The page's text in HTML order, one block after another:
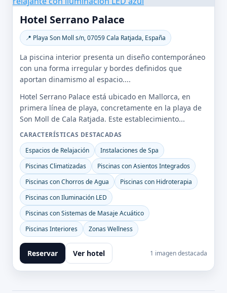
Hotel Serrano Palace
📍 Playa Son Moll s/n, 07059 Cala Ratjada, España
La piscina interior presenta un diseño contemporáneo
con una forma irregular y bordes definidos que
aportan dinamismo al espacio....
Hotel Serrano Palace está ubicado en Mallorca, en
primera línea de playa, concretamente en la playa de
Son Moll de Cala Ratjada. Este establecimiento...
CARACTERÍSTICAS DESTACADAS
Espacios de Relajación
Instalaciones de Spa
Piscinas Climatizadas
Piscinas con Asientos Integrados
Piscinas con Chorros de Agua
Piscinas con Hidroterapia
Piscinas con Iluminación LED
Piscinas con Sistemas de Masaje Acuático
Piscinas Interiores
Zonas Wellness
Reservar Ver hotel 1 imagen destacada